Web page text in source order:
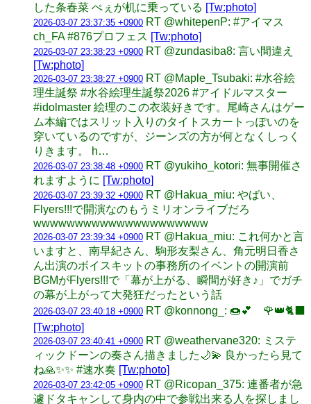
した条春菜 ぺぇが机に乗っている [Tw:photo]
2026-03-07 23:37:35 +0900 RT @whitepenP: #アイマス
ch_FA #876プロフェス [Tw:photo]
2026-03-07 23:38:23 +0900 RT @zundasiba8: 言い間違え
[Tw:photo]
2026-03-07 23:38:27 +0900 RT @Maple_Tsubaki: #水谷絵
理生誕祭 #水谷絵理生誕祭2026 #アイドルマスター
#idolmaster 絵理のこの衣装好きです。尾崎さんはゲー
ム本編ではスリット入りのタイトスカートっぽいのを
穿いているのですが、ジーンズの方が何となくしっく
りきます。 h…
2026-03-07 23:38:48 +0900 RT @yukiho_kotori: 無事開催さ
れますように [Tw:photo]
2026-03-07 23:39:32 +0900 RT @Hakua_miu: やばい、
Flyers!!!で開演なのもうミリオンライブだろ
wwwwwwwwwwwwwwwwwwwww
2026-03-07 23:39:34 +0900 RT @Hakua_miu: これ何かと言
いますと、南早紀さん、駒形友梨さん、角元明日香さ
ん出演のボイスキットの事務所のイベントの開演前
BGMがFlyers!!!で「幕が上がる、瞬間が好き♪」でガチ
の幕が上がって大発狂だったという話
2026-03-07 23:40:18 +0900 RT @konnong_: 🍩💕 🌹👑🐈‍⬛
[Tw:photo]
2026-03-07 23:40:41 +0900 RT @weathervane320: ミステ
ィックドーンの奏さん描きました🌙💫 良かったら見て
ね🙏✨✨ #速水奏 [Tw:photo]
2026-03-07 23:42:05 +0900 RT @Ricopan_375: 連番者が急
遽ドタキャンして身内の中で参戦出来る人を探しまし